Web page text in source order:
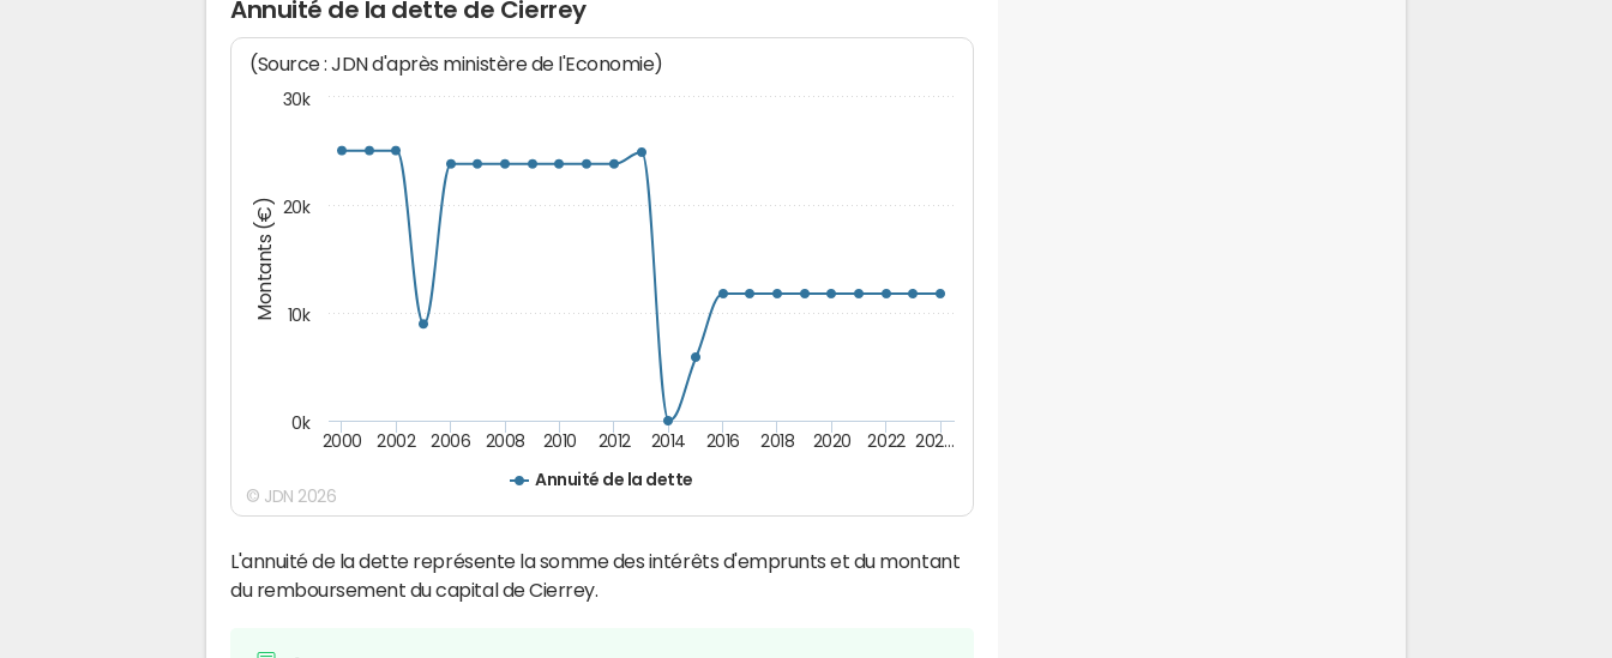
Annuité de la dette de Cierrey
Montants (€)
(Source : JDN d'après ministère de l'Economie)
Annuité de la dette
2000 2002 2006 2008 2010 2012 2014 2016 2018 2020 2022 202…
0k
10k
20k
30k
© JDN 2026
L'annuité de la dette représente la somme des intérêts d'emprunts et du montant
du remboursement du capital de Cierrey.